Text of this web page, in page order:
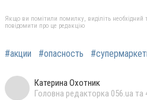
Якщо ви помітили помилку, виділіть необхідний
повідомити про це редакцію
#акции #опасность
Катерина Охотник
Головна редакторка 056.ua та